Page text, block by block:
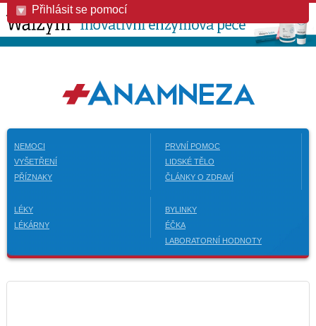
Přihlásit se pomocí
NEMOCI
VYŠETŘENÍ
PŘÍZNAKY
PRVNÍ POMOC
LIDSKÉ TĚLO
ČLÁNKY O ZDRAVÍ
LÉKY
LÉKÁRNY
BYLINKY
ÉČKA
LABORATORNÍ HODNOTY